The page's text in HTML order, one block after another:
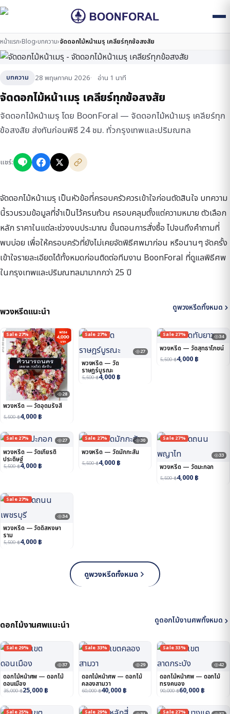
หน้าแรก›Blog›บทความ›จัดดอกไม้หน้าเมรุ เคลียร์ทุกข้อสงสัย
บทความ 28 พฤษภาคม 2026 อ่าน 1 นาที
จัดดอกไม้หน้าเมรุ เคลียร์ทุกข้อสงสัย
จัดดอกไม้หน้าเมรุ โดย BoonForal — จัดดอกไม้หน้าเมรุ เคลียร์ทุก
ข้อสงสัย ส่งทันก่อนพิธี 24 ชม. ทั่วกรุงเทพและปริมณฑล
แชร์:
จัดดอกไม้หน้าเมรุ เป็นหัวข้อที่ครอบครัวควรเข้าใจก่อนตัดสินใจ บทความ
นี้รวบรวมข้อมูลที่จำเป็นไว้ครบถ้วน ครอบคลุมตั้งแต่ความหมาย ตัวเลือก
หลัก ราคาในแต่ละช่วงงบประมาณ ขั้นตอนการสั่งซื้อ ไปจนถึงคำถามที่
พบบ่อย เพื่อให้ครอบครัวที่ยังไม่เคยจัดพิธีศพมาก่อน หรือนานๆ จัดครั้ง
เข้าใจรายละเอียดได้ทั้งหมดก่อนติดต่อทีมงาน BoonForal ที่ดูแลพิธีศพ
ในกรุงเทพและปริมณฑลมามากกว่า 25 ปี
พวงหรีดแนะนำ ดูพวงหรีดทั้งหมด
Sale 27%
28
พวงหรีด — วัดอุดมรังสี
5,500฿4,000 ฿
Sale 27%
27
พวงหรีด — วัด
ราษฎร์บูรณะ
5,500฿4,000 ฿
Sale 27% 34
พวงหรีด — วัดสุทธาโภชน์
5,500฿4,000 ฿
Sale 27% 27
พวงหรีด — วัดเกียรติ
ประดิษฐ์
5,500฿4,000 ฿
Sale 27% 30
พวงหรีด — วัดมักกะสัน
5,500฿4,000 ฿
Sale 27%
33
พวงหรีด — วัดมะกอก
5,500฿4,000 ฿
Sale 27%
34
พวงหรีด — วัดดิสหงษา
ราม
5,500฿4,000 ฿
ดูพวงหรีดทั้งหมด
ดอกไม้งานศพแนะนำ ดูดอกไม้งานศพทั้งหมด
Sale 29%
37
ดอกไม้หน้าศพ — ดอกไม้
ดอนเมือง
35,000฿25,000 ฿
Sale 33%
29
ดอกไม้หน้าศพ — ดอกไม้
คลองสามวา
60,000฿40,000 ฿
Sale 33%
42
ดอกไม้หน้าศพ — ดอกไม้
ทรงคนอง
90,000฿60,000 ฿
Sale 25% Sale 29% Sale 27%